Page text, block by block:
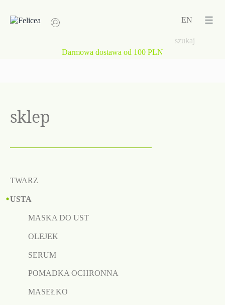
treści
EN
Darmowa dostawa od 100 PLN
sklep
TWARZ
USTA
MASKA DO UST
OLEJEK
SERUM
POMADKA OCHRONNA
MASEŁKO